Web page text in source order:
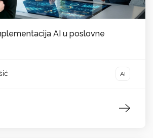
AI u poslovne
AI